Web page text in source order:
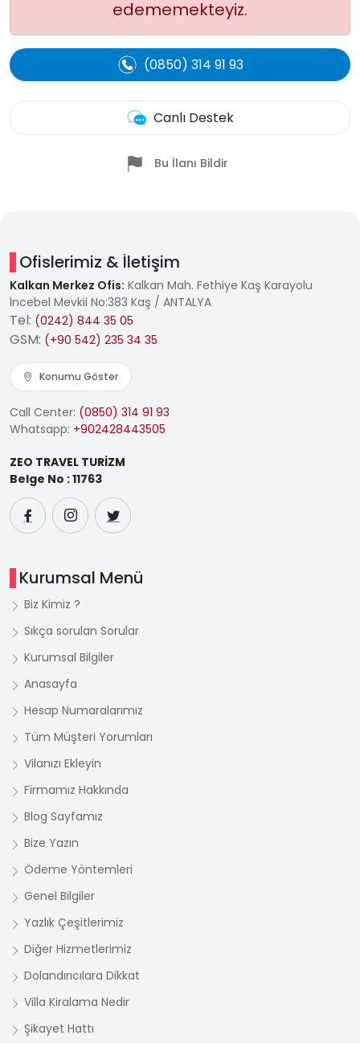
edememekteyiz.
(0850) 314 91 93
Canlı Destek
Bu İlanı Bildir
Ofislerimiz & İletişim
Kalkan Merkez Ofis: Kalkan Mah. Fethiye Kaş Karayolu
İncebel Mevkii No:383 Kaş / ANTALYA
Tel: (0242) 844 35 05
GSM: (+90 542) 235 34 35
Konumu Göster
Call Center: (0850) 314 91 93
Whatsapp: +902428443505
ZEO TRAVEL TURİZM
Belge No : 11763
Kurumsal Menü
Biz Kimiz ?
Sıkça sorulan Sorular
Kurumsal Bilgiler
Anasayfa
Hesap Numaralarımız
Tüm Müşteri Yorumları
Vilanızı Ekleyin
Firmamız Hakkında
Blog Sayfamız
Bize Yazın
Ödeme Yöntemleri
Genel Bilgiler
Yazlık Çeşitlerimiz
Diğer Hizmetlerimiz
Dolandırıcılara Dikkat
Villa Kiralama Nedir
Şikayet Hattı